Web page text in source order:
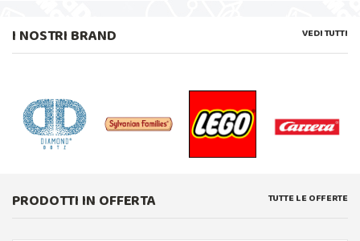
I NOSTRI BRAND VEDI TUTTI
PRODOTTI IN OFFERTA TUTTE LE OFFERTE